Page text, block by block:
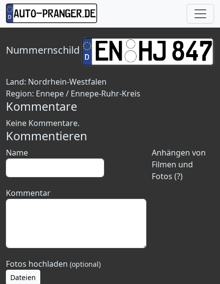
Nummernschild
Land: Nordrhein-Westfalen
Region: Ennepe / Ennepe-Ruhr-Kreis
Kommentare
Keine Kommentare.
Kommentieren
Anhängen von
Filmen und
Fotos (?)
Name
Kommentar
Fotos hochladen (optional)
Dateien